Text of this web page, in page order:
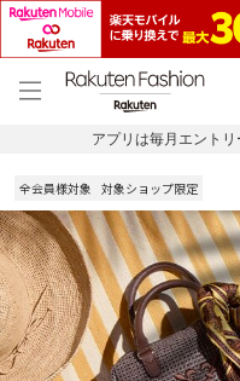
menu home
トップ
アプリは毎月エント
全会員様対象 対象ショップ限定